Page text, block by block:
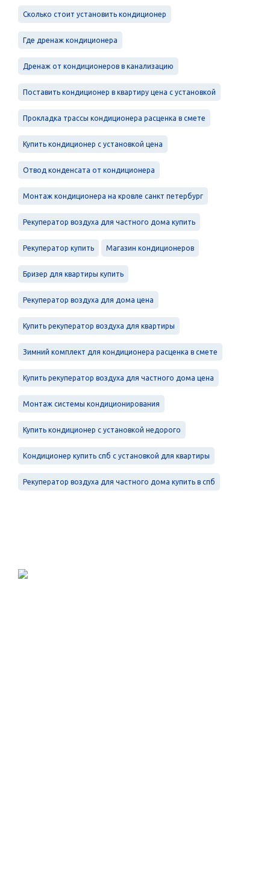
Сколько стоит установить кондиционер
Где дренаж кондиционера
Дренаж от кондиционеров в канализацию
Поставить кондиционер в квартиру цена с установкой
Прокладка трассы кондиционера расценка в смете
Купить кондиционер с установкой цена
Отвод конденсата от кондиционера
Монтаж кондиционера на кровле санкт петербург
Рекуператор воздуха для частного дома купить
Рекуператор купить Магазин кондиционеров
Бризер для квартиры купить
Рекуператор воздуха для дома цена
Купить рекуператор воздуха для квартиры
Зимний комплект для кондиционера расценка в смете
Купить рекуператор воздуха для частного дома цена
Монтаж системы кондиционирования
Купить кондиционер с установкой недорого
Кондиционер купить спб с установкой для квартиры
Рекуператор воздуха для частного дома купить в спб